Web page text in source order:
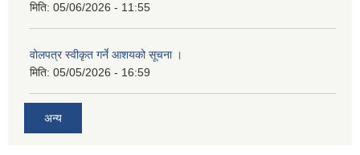
मिति: 05/06/2026 - 11:55
वोलपत्र स्वीकृत गर्ने आशयको सूचना ।
मिति: 05/05/2026 - 16:59
अन्य